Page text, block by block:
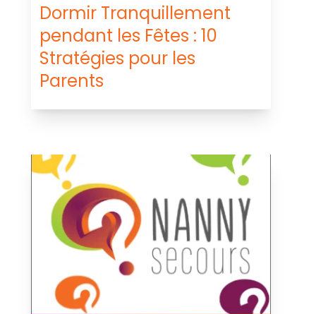
Dormir Tranquillement
pendant les Fêtes : 10
Stratégies pour les
Parents